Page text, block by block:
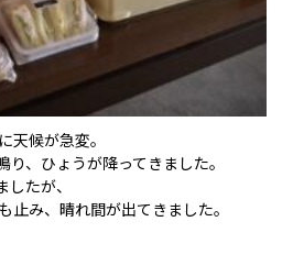
天候が急変。
、ひょうが降ってきました。
したが、
止み、晴れ間が出てきました。